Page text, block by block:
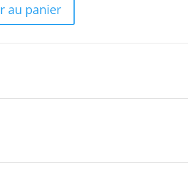
au panier